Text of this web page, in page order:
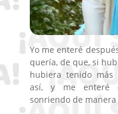
Yo me enteré
quería, de que, si
hubiera tenido más
así, y me enteré
sonriendo de manera